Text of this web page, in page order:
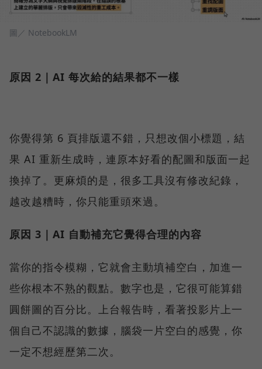
圖／ NotebookLM
原因 2｜AI 每次給的結果都不一樣
你覺得第 6 頁排版還不錯，只想改個小標題，結
果 AI 重新生成時，連原本好看的配圖和版面一起
換掉了。更麻煩的是，很多工具沒有修改紀錄，
越改越糟時，你只能重頭來過。
原因 3｜AI 自動補充它覺得合理的內容
當你的指令模糊，它就會主動填補空白，加進一
些你根本不熟的觀點。數字也是，它很可能算錯
圓餅圖的百分比。上台報告時，看著投影片上一
個自己不認識的數據，腦袋一片空白的感覺，你
一定不想經歷第二次。